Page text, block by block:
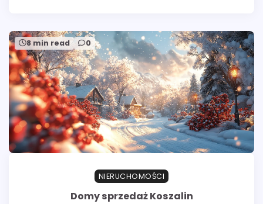
8 min read 0
NIERUCHOMOŚCI
Domy sprzedaż Koszalin